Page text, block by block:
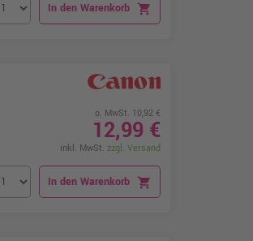
In den Warenkorb shopping_cart
o. MwSt. 10,92 €
12,99 €
inkl. MwSt. zzgl. Versand
In den Warenkorb shopping_cart